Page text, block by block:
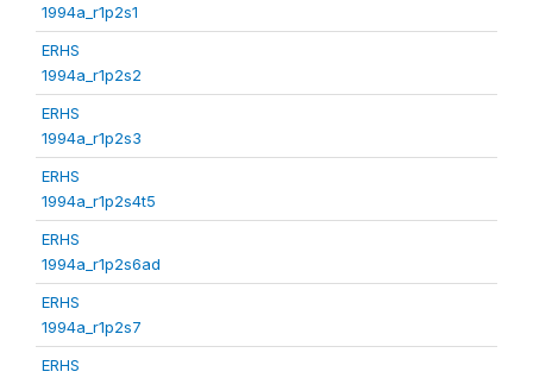
1994a_r1p2s1
ERHS
1994a_r1p2s2
ERHS
1994a_r1p2s3
ERHS
1994a_r1p2s4t5
ERHS
1994a_r1p2s6ad
ERHS
1994a_r1p2s7
ERHS